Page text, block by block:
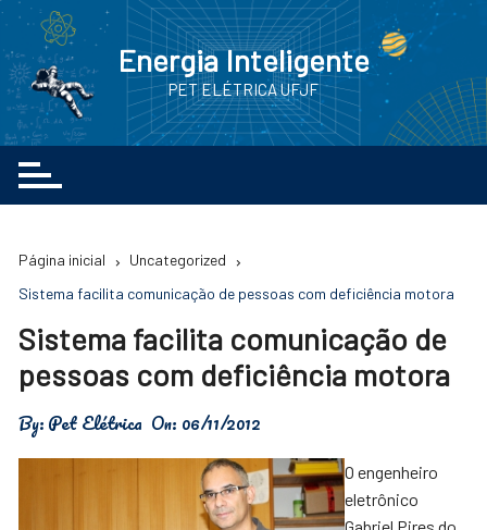
Ir
conteúdo
Energia Inteligente
PET ELÉTRICA UFJF
Página inicial
Uncategorized
Sistema facilita comunicação de pessoas com deficiência motora
Sistema facilita comunicação de
pessoas com deficiência motora
By:Pet Elétrica On: 06/11/2012
O engenheiro
eletrônico